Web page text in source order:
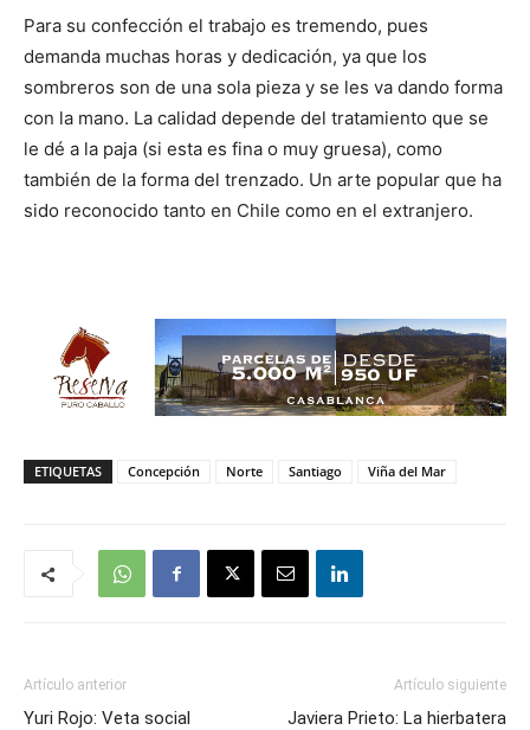
Para su confección el trabajo es tremendo, pues
demanda muchas horas y dedicación, ya que los
sombreros son de una sola pieza y se les va dando forma
con la mano. La calidad depende del tratamiento que se
le dé a la paja (si esta es fina o muy gruesa), como
también de la forma del trenzado. Un arte popular que ha
sido reconocido tanto en Chile como en el extranjero.
ETIQUETAS Concepción Norte Santiago Viña del Mar
Artículo anterior
Yuri Rojo: Veta social
Artículo siguiente
Javiera Prieto: La hierbatera